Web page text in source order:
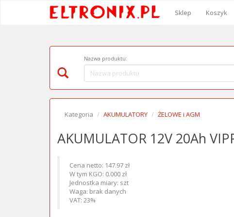
Sklep Koszyk
Nazwa produktu:
Kategoria AKUMULATORY ŻELOWE i AGM
AKUMULATOR 12V 20Ah
Cena netto: 147.97 zł
W tym KGO: 0.000 zł
Jednostka miary: szt
Waga: brak danych
VAT: 23%